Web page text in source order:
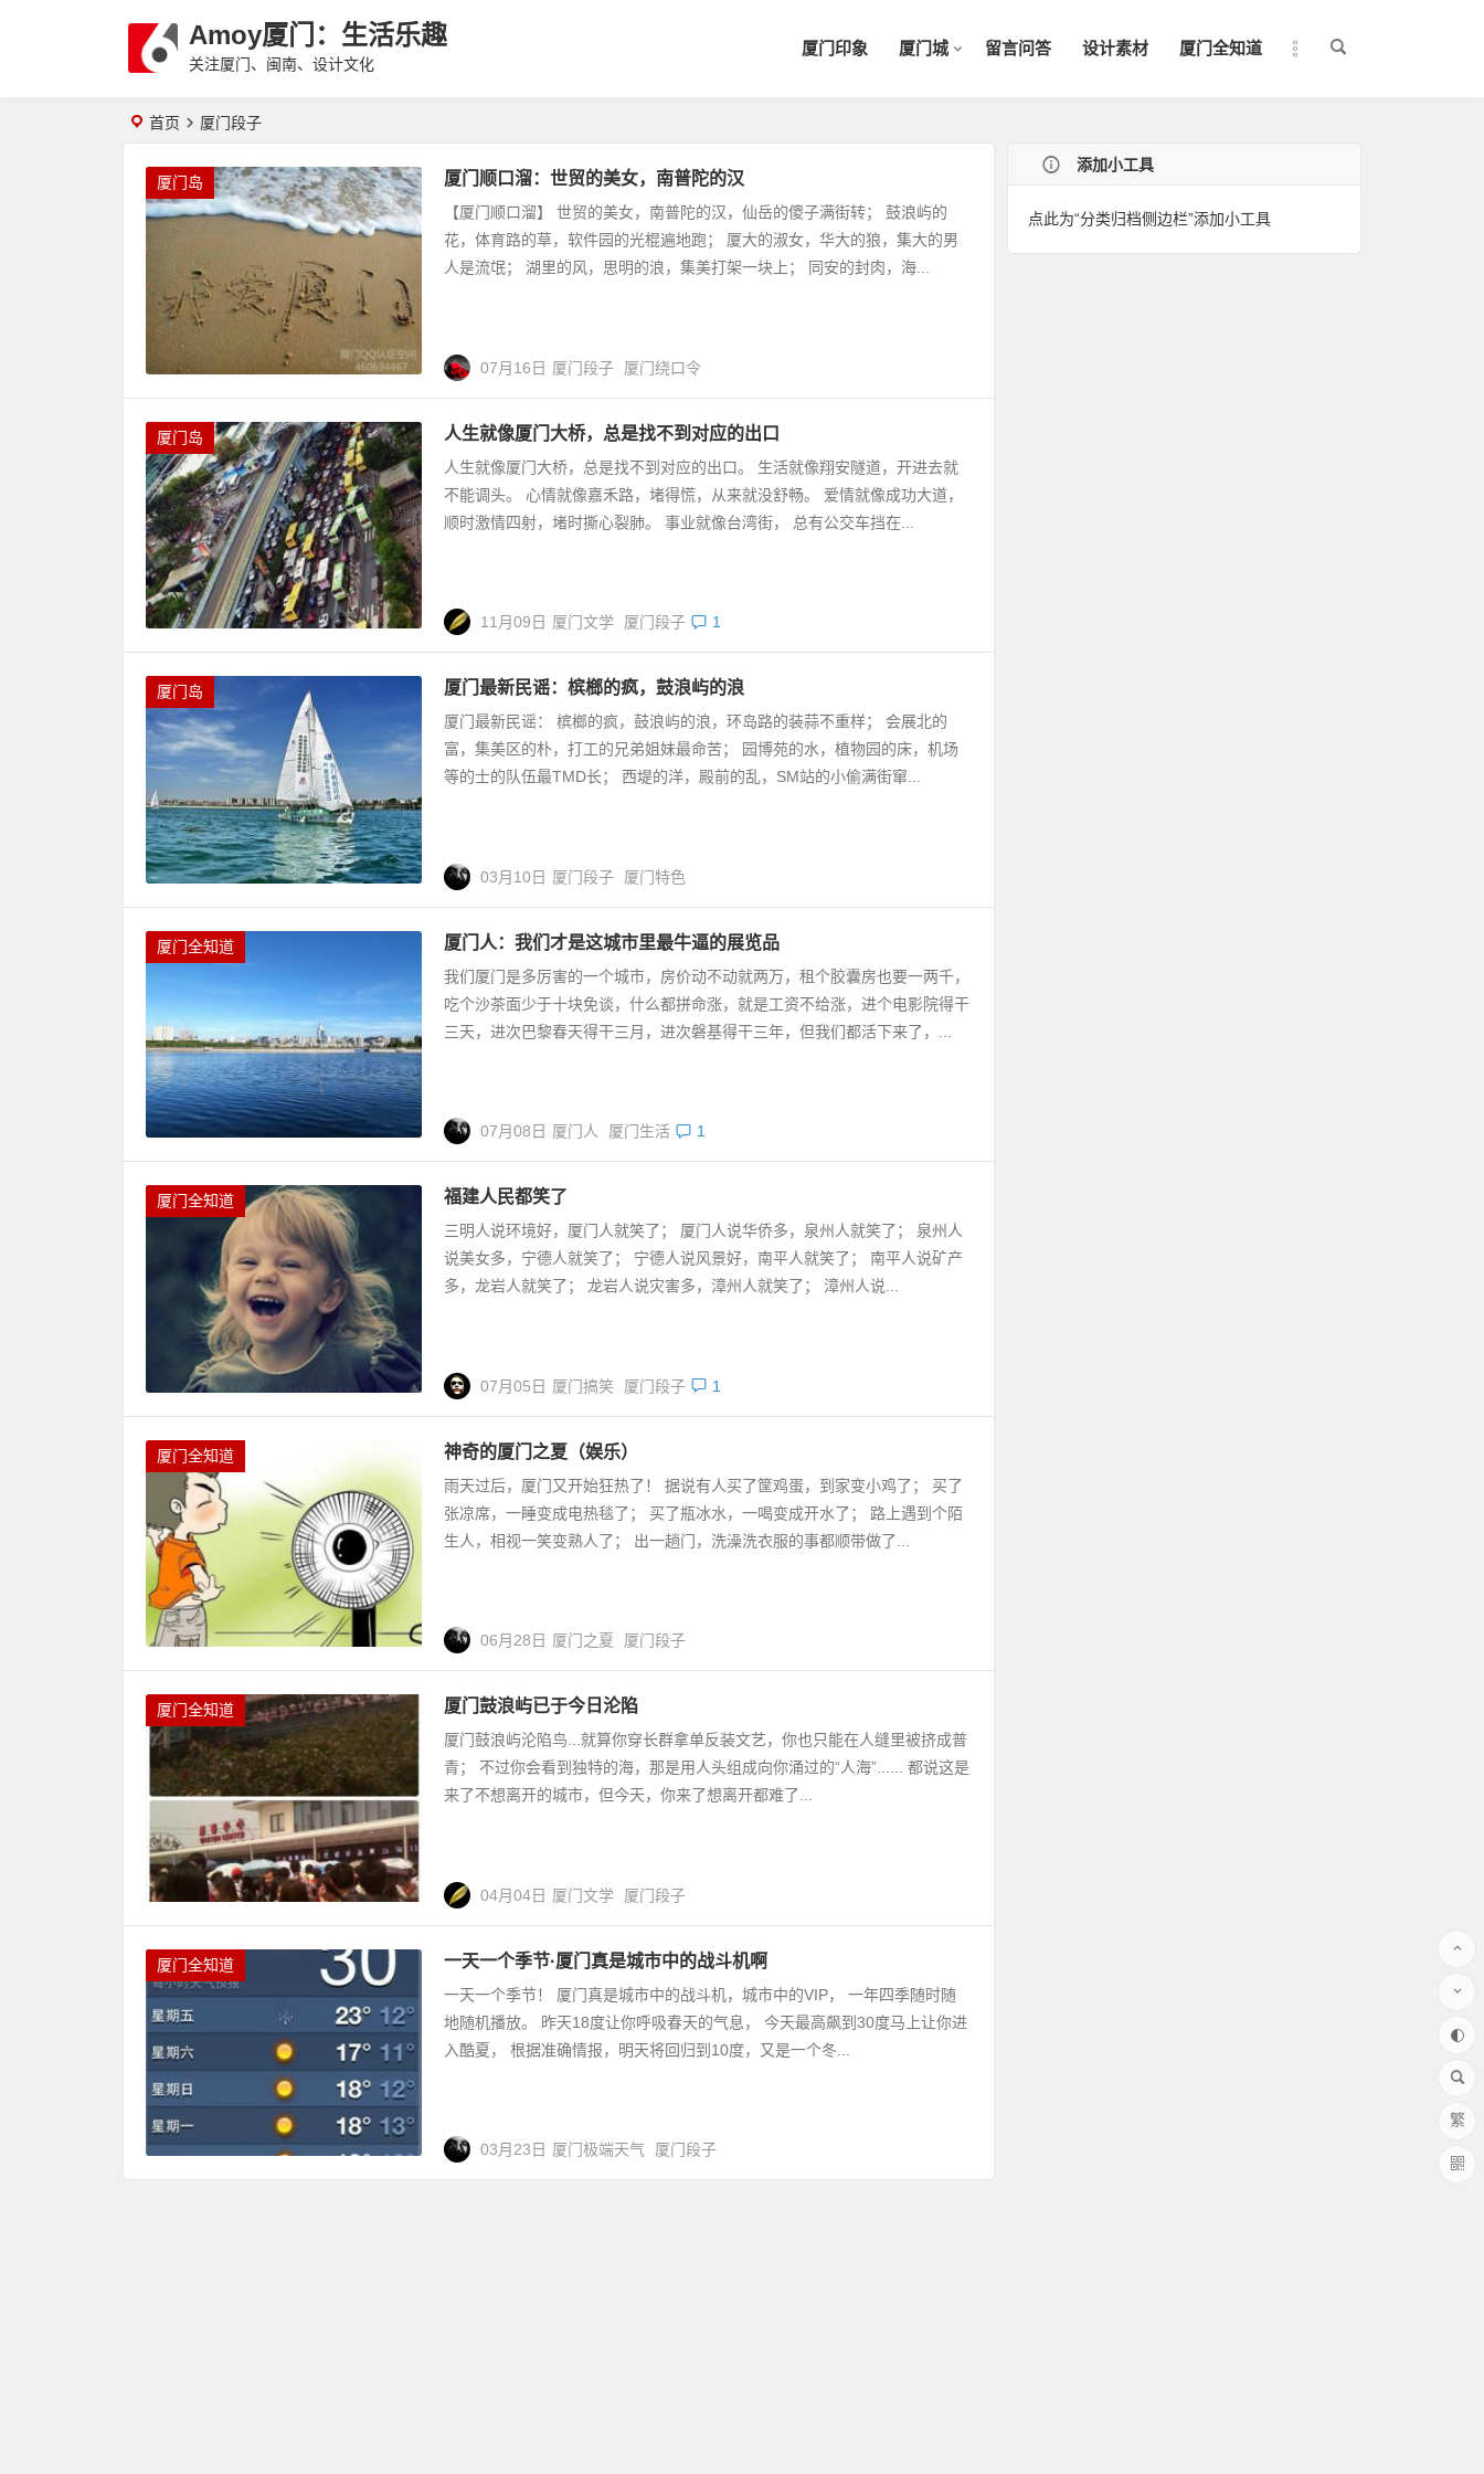
Amoy厦门：生活乐趣
关注厦门、闽南、设计文化
厦门印象 厦门城 留言问答 设计素材 厦门全知道
首页 厦门段子
厦门岛 厦门顺口溜：世贸的美女，南普陀的汉
【厦门顺口溜】 世贸的美女，南普陀的汉，仙岳的傻子满街转； 鼓浪屿的
花，体育路的草，软件园的光棍遍地跑； 厦大的淑女，华大的狼，集大的男
人是流氓； 湖里的风，思明的浪，集美打架一块上； 同安的封肉，海...
07月16日 厦门段子 厦门绕口令
厦门岛 人生就像厦门大桥，总是找不到对应的出口
人生就像厦门大桥，总是找不到对应的出口。 生活就像翔安隧道，开进去就
不能调头。 心情就像嘉禾路，堵得慌，从来就没舒畅。 爱情就像成功大道，
顺时激情四射，堵时撕心裂肺。 事业就像台湾街， 总有公交车挡在...
11月09日 厦门文学 厦门段子 1
厦门岛 厦门最新民谣：槟榔的疯，鼓浪屿的浪
厦门最新民谣： 槟榔的疯，鼓浪屿的浪，环岛路的装蒜不重样； 会展北的
富，集美区的朴，打工的兄弟姐妹最命苦； 园博苑的水，植物园的床，机场
等的士的队伍最TMD长； 西堤的洋，殿前的乱，SM站的小偷满街窜...
03月10日 厦门段子 厦门特色
厦门全知道 厦门人：我们才是这城市里最牛逼的展览品
我们厦门是多厉害的一个城市，房价动不动就两万，租个胶囊房也要一两千，
吃个沙茶面少于十块免谈，什么都拼命涨，就是工资不给涨，进个电影院得干
三天，进次巴黎春天得干三月，进次磐基得干三年，但我们都活下来了，...
07月08日 厦门人 厦门生活 1
厦门全知道 福建人民都笑了
三明人说环境好，厦门人就笑了； 厦门人说华侨多，泉州人就笑了； 泉州人
说美女多，宁德人就笑了； 宁德人说风景好，南平人就笑了； 南平人说矿产
多，龙岩人就笑了； 龙岩人说灾害多，漳州人就笑了； 漳州人说...
07月05日 厦门搞笑 厦门段子 1
厦门全知道 神奇的厦门之夏（娱乐）
雨天过后，厦门又开始狂热了！ 据说有人买了筐鸡蛋，到家变小鸡了； 买了
张凉席，一睡变成电热毯了； 买了瓶冰水，一喝变成开水了； 路上遇到个陌
生人，相视一笑变熟人了； 出一趟门，洗澡洗衣服的事都顺带做了...
06月28日 厦门之夏 厦门段子
厦门全知道 厦门鼓浪屿已于今日沦陷
厦门鼓浪屿沦陷鸟...就算你穿长群拿单反装文艺，你也只能在人缝里被挤成普
青； 不过你会看到独特的海，那是用人头组成向你涌过的“人海”...... 都说这是
来了不想离开的城市，但今天，你来了想离开都难了...
04月04日 厦门文学 厦门段子
厦门全知道 一天一个季节·厦门真是城市中的战斗机啊
一天一个季节！ 厦门真是城市中的战斗机，城市中的VIP， 一年四季随时随
地随机播放。 昨天18度让你呼吸春天的气息， 今天最高飙到30度马上让你进
入酷夏， 根据准确情报，明天将回归到10度，又是一个冬...
03月23日 厦门极端天气 厦门段子
添加小工具
点此为“分类归档侧边栏”添加小工具
繁